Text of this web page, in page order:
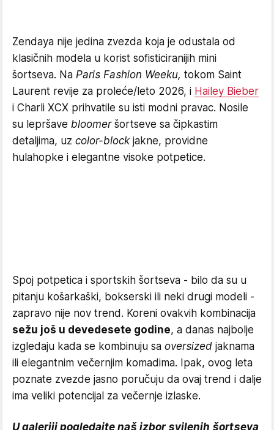
Zendaya nije jedina zvezda koja je odustala od
klasičnih modela u korist sofisticiranijih mini
šortseva. Na Paris Fashion Weeku, tokom Saint
Laurent revije za proleće/leto 2026, i Hailey Bieber
i Charli XCX prihvatile su isti modni pravac. Nosile
su lepršave bloomeršortseve sa čipkastim
detaljima, uz color-blockjakne, providne
hulahopke i elegantne visoke potpetice.
Spoj potpetica i sportskih šortseva - bilo da su u
pitanju košarkaški, bokserski ili neki drugi modeli -
zapravo nije nov trend. Koreni ovakvih kombinacija
sežu još u devedesete godine, a danas najbolje
izgledaju kada se kombinuju sa oversized jaknama
ili elegantnim večernjim komadima. Ipak, ovog leta
poznate zvezde jasno poručuju da ovaj trend i dalje
ima veliki potencijal za večernje izlaske.
U galeriji pogledajte naš izbor svilenih šortseva